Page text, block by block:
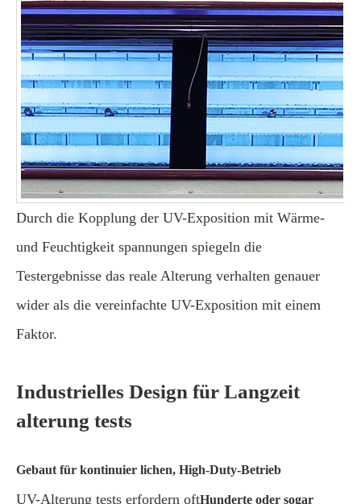
Durch die Kopplung der UV-Exposition mit Wärme-
und Feuchtigkeit spannungen spiegeln die
Testergebnisse das reale Alterung verhalten genauer
wider als die vereinfachte UV-Exposition mit einem
Faktor.
Industrielles Design für Langzeit
alterung tests
Gebaut für kontinuier lichen, High-Duty-Betrieb
UV-Alterung tests erfordern oftHunderte oder sogar